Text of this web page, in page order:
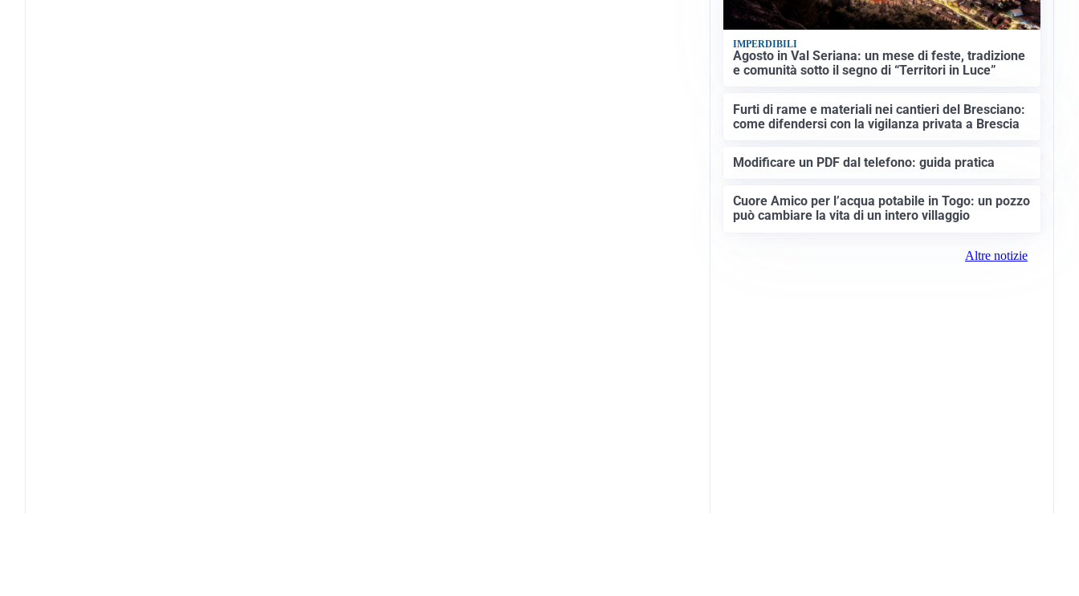
IMPERDIBILI
Agosto in Val Seriana: un mese di feste, tradizione
e comunità sotto il segno di “Territori in Luce”
Furti di rame e materiali nei cantieri del Bresciano:
come difendersi con la vigilanza privata a Brescia
Modificare un PDF dal telefono: guida pratica
Cuore Amico per l’acqua potabile in Togo: un pozzo
può cambiare la vita di un intero villaggio
Altre notizie